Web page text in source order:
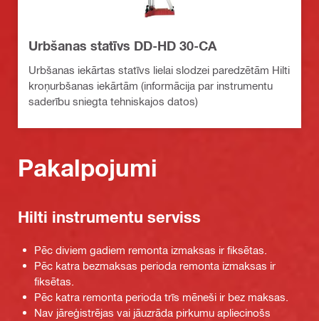
Urbšanas statīvs DD-HD 30-CA
Urbšanas iekārtas statīvs lielai slodzei paredzētām Hilti
kroņurbšanas iekārtām (informācija par instrumentu
saderību sniegta tehniskajos datos)
Pakalpojumi
Hilti instrumentu serviss
Pēc diviem gadiem remonta izmaksas ir fiksētas.
Pēc katra bezmaksas perioda remonta izmaksas ir
fiksētas.
Pēc katra remonta perioda trīs mēneši ir bez maksas.
Nav jāreģistrējas vai jāuzrāda pirkumu apliecinošs